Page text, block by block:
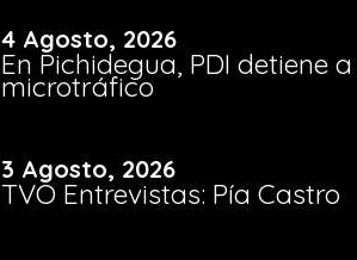
4 Agosto, 2026
En Pichidegua, PDI detiene
microtráfico
3 Agosto, 2026
TVO Entrevistas: Pía Castro